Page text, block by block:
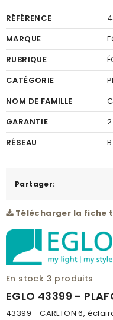
RÉFÉRENCE
MARQUE
RUBRIQUE
CATÉGORIE
NOM DE FAMILLE
GARANTIE
RÉSEAU
B
Partager:
Télécharger la fiche
En stock 3 produits
EGLO 43399 -
43399 - CARLTON 6,